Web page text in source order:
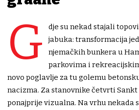
G
dje su nekad stajali
jabuka: transformacija
njemačkih bunkera u
parkovima i
novo poglavlje za tu golemu
nacizma. Za stanovnike četvrti
ponajprije vizualna. Na vrhu nekada